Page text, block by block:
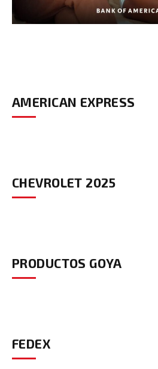
AMERICAN EXPRESS
CHEVROLET 2025
PRODUCTOS GOYA
FEDEX